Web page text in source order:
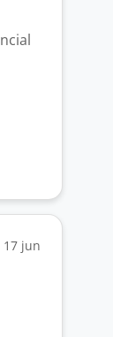
17 jun